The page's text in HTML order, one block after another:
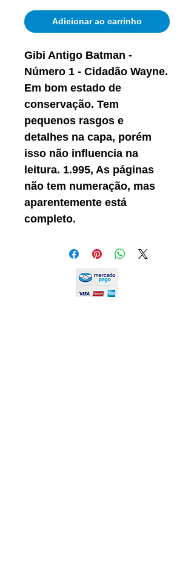
Adicionar ao carrinho
Gibi Antigo Batman -
Número 1 - Cidadão Wayne.
Em bom estado de
conservação. Tem
pequenos rasgos e
detalhes na capa, porém
isso não influencia na
leitura. 1.995, As páginas
não tem numeração, mas
aparentemente está
completo.